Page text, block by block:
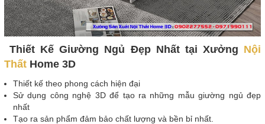
Thiết Kế Giường Ngủ Đẹp Nhất tại Xưởng Nội
Thất Home 3D
Thiết kế theo phong cách hiện đại
Sử dụng công nghệ 3D để tạo ra những mẫu giường ngủ đẹp
nhất
Tạo ra sản phẩm đảm bảo chất lượng và bền bỉ nhất.